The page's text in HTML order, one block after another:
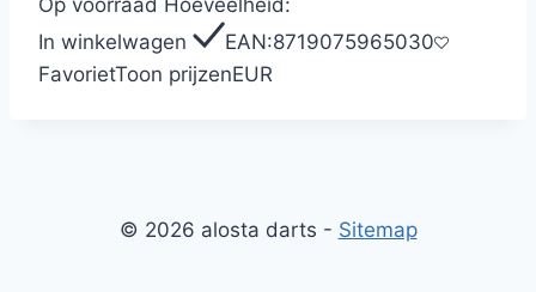
Op voorraad Hoeveelheid:
In winkelwagen
EAN:8719075965030
FavorietToon prijzenEUR
© 2026 alosta darts - Sitemap